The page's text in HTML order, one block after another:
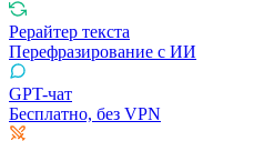
Рерайтер текста
Перефразирование с ИИ
GPT-чат
Бесплатно, без VPN